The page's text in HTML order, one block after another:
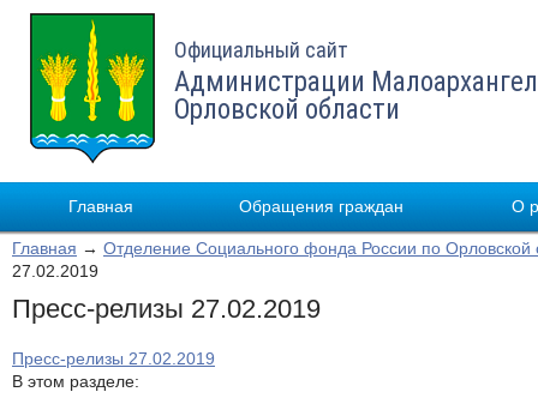
Официальный сайт
Администрации
Орловской области
Главная Обращения граждан О
Главная → Отделение Социального фонда России по Орловской
27.02.2019
Пресс-релизы 27.02.2019
Пресс-релизы 27.02.2019
В этом разделе: